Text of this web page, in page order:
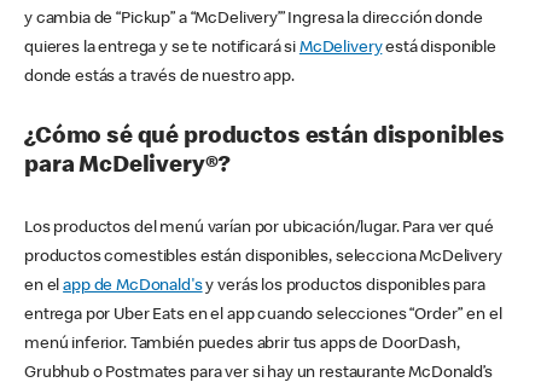
y cambia de “Pickup” a “McDelivery’” Ingresa la dirección donde
quieres la entrega y se te notificará si McDeliveryestá disponible
donde estás a través de nuestro app.
¿Cómo sé qué productos están disponibles
para McDelivery®?
Los productos del menú varían por ubicación/lugar. Para ver qué
productos comestibles están disponibles, selecciona McDelivery
en elapp de McDonald'sy verás los productos disponibles para
entrega por Uber Eats en el app cuando selecciones “Order” en el
menú inferior. También puedes abrir tus apps de DoorDash,
Grubhub o Postmates para ver si hay un restaurante McDonald’s